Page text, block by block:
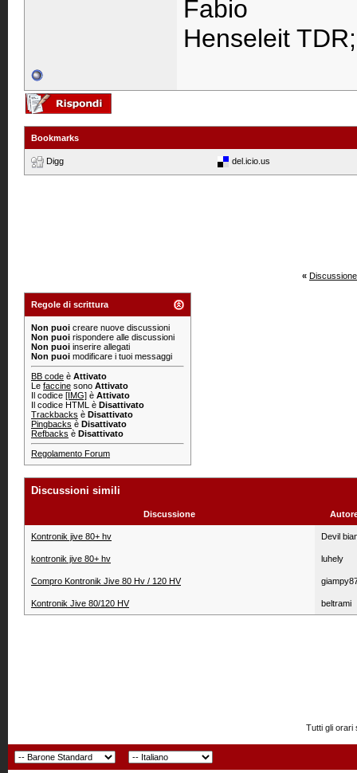
Fabio
Henseleit
Bookmarks
Digg del.icio.us
«
Regole di scrittura
Non puoi creare nuove discussioni
Non puoi rispondere alle discussioni
Non puoi inserire allegati
Non puoi modificare i tuoi messaggi
BB code è Attivato
Le faccine sono Attivato
Il codice [IMG] è Attivato
Il codice HTML è Disattivato
Trackbacks è Disattivato
Pingbacks è Disattivato
Refbacks è Disattivato
Regolamento Forum
Discussioni simili
Discussione
Kontronik jive 80+ hv Devil
kontronik jive 80+ hv luhely
Compro Kontronik Jive 80 Hv / 120 HV
Kontronik Jive 80/120 HV beltrami
Tutti gli orari